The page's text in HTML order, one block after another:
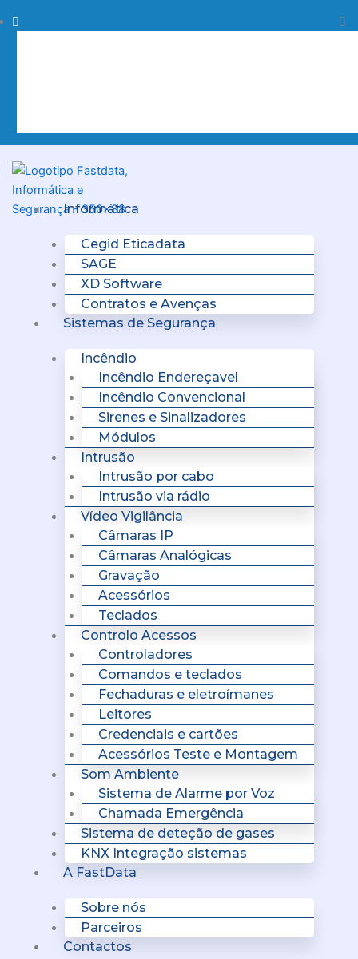
to
Procurar
Informática
Cegid Eticadata
SAGE
XD Software
Contratos e Avenças
Sistemas de Segurança
Incêndio
Incêndio Endereçavel
Incêndio Convencional
Sirenes e Sinalizadores
Módulos
Intrusão
Intrusão por cabo
Intrusão via rádio
Vídeo Vigilância
Câmaras IP
Câmaras Analógicas
Gravação
Acessórios
Teclados
Controlo Acessos
Controladores
Comandos e teclados
Fechaduras e eletroímanes
Leitores
Credenciais e cartões
Acessórios Teste e Montagem
Som Ambiente
Sistema de Alarme por Voz
Chamada Emergência
Sistema de deteção de gases
KNX Integração sistemas
A FastData
Sobre nós
Parceiros
Contactos
Menu